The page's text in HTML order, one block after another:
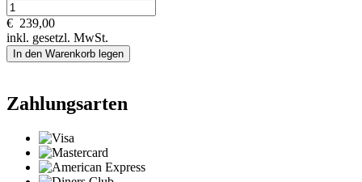
€ 239,00
inkl. gesetzl. MwSt.
In den Warenkorb legen
Zahlungsarten